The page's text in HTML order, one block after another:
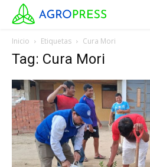
Inicio Etiquetas Cura Mori
Tag: Cura Mori